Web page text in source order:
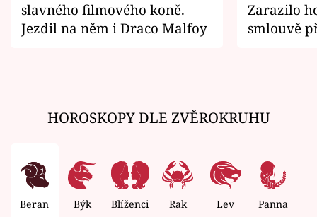
slavného filmového koně.
Jezdil na něm i Draco Malfoy
Zarazilo
smlouvě
HOROSKOPY DLE ZVĚROKRUHU
Beran Býk Blíženci Rak Lev Panna